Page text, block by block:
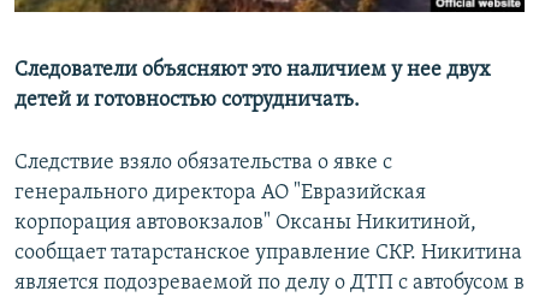
Все сайты РСЕ/РС
Следователи объясняют это наличием у нее двух
детей и готовностью сотрудничать.
Следствие взяло обязательства о явке с
генерального директора АО "Евразийская
корпорация автовокзалов" Оксаны Никитиной,
сообщает татарстанское управление СКР. Никитина
является подозреваемой по делу о ДТП с автобусом в